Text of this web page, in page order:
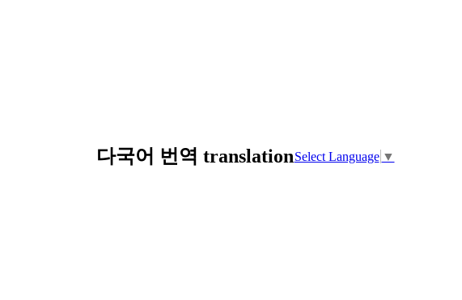
다국어 번역 translationSelect Language ▼